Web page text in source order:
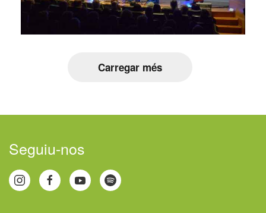
Carregar més
Seguiu-nos